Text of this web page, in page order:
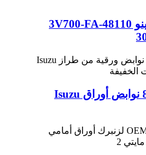
زنبرك ورقي هينو 48110-3V700-FA
8-98001-533-0 نوابض أوراق Isuzu